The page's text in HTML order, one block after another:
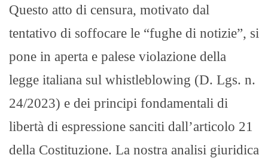
Questo atto di censura, motivato dal
tentativo di soffocare le “fughe di notizie”, si
pone in aperta e palese violazione della
legge italiana sul whistleblowing (D. Lgs. n.
24/2023) e dei principi fondamentali di
libertà di espressione sanciti dall’articolo 21
della Costituzione. La nostra analisi giuridica